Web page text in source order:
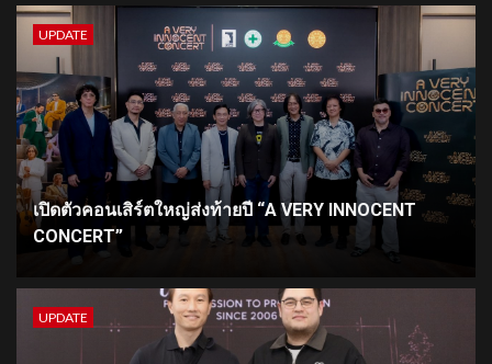
UPDATE
เปิดตัวคอนเสิร์ตใหญ่ส่งท้ายปี “A VERY INNOCENT
CONCERT”
UPDATE